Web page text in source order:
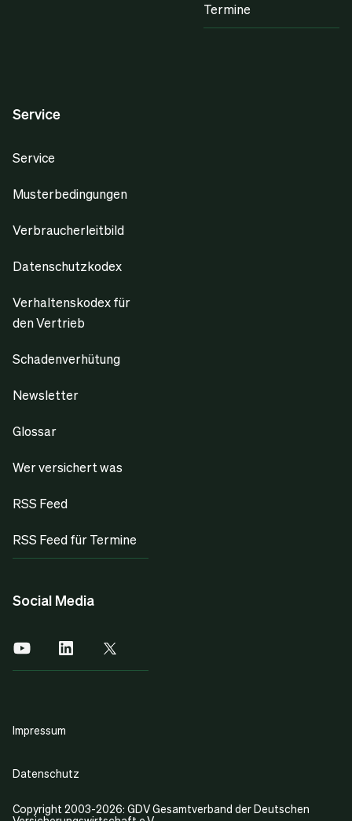
Termine
Service
Service
Musterbedingungen
Verbraucherleitbild
Datenschutzkodex
Verhaltenskodex für
den Vertrieb
Schadenverhütung
Newsletter
Glossar
Wer versichert was
RSS Feed
RSS Feed für Termine
Social Media
Copyright 2003-2026: GDV Gesamtverband der Deutschen
Impressum
Datenschutz